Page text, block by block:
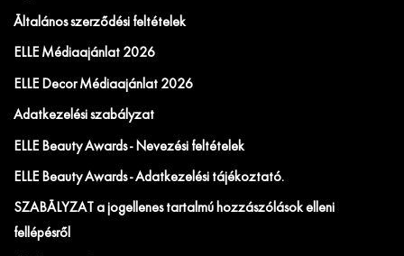
Általános szerződési feltételek
ELLE Médiaajánlat 2026
ELLE Decor Médiaajánlat 2026
Adatkezelési szabályzat
ELLE Beauty Awards - Nevezési feltételek
ELLE Beauty Awards - Adatkezelési tájékoztató.
SZABÁLYZAT a jogellenes tartalmú hozzászólások elleni
fellépésről